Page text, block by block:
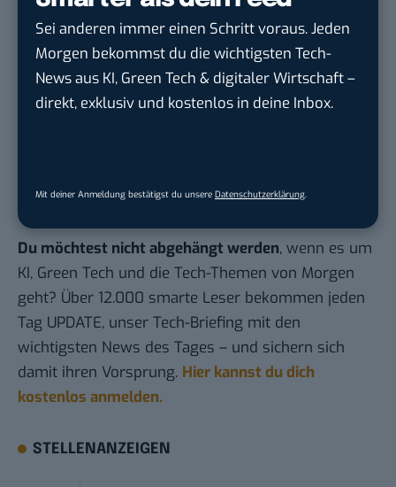
Sei anderen immer einen Schritt voraus. Jeden
Morgen bekommst du die wichtigsten Tech-
News aus KI, Green Tech & digitaler Wirtschaft –
direkt, exklusiv und kostenlos in deine Inbox.
Mit deiner Anmeldung bestätigst du unsere Datenschutzerklärung.
Hier basicthinking.de hinzufügen
(Hayo Lücke)
Du möchtest nicht abgehängt werden, wenn es um
KI, Green Tech und die Tech-Themen von Morgen
geht? Über 12.000 smarte Leser bekommen jeden
Tag UPDATE, unser Tech-Briefing mit den
wichtigsten News des Tages – und sichern sich
damit ihren Vorsprung. Hier kannst du dich
kostenlos anmelden.
STELLENANZEIGEN